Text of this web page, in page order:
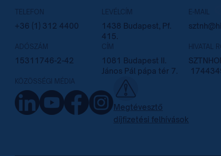
TELEFON
+36 (1) 312 4400
LEVÉLCÍM
1438 Budapest, Pf.
415.
E-MAIL
ADÓSZÁM
15311746-2-42
CÍM
1081 Budapest II.
János Pál pápa tér 7.
HIVATAL
KÖZÖSSÉGI MÉDIA
Megtévesztő
díjfizetési felhívások